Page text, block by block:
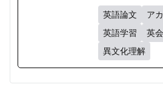
英語論文
ア
英語学習
英
異文化理解